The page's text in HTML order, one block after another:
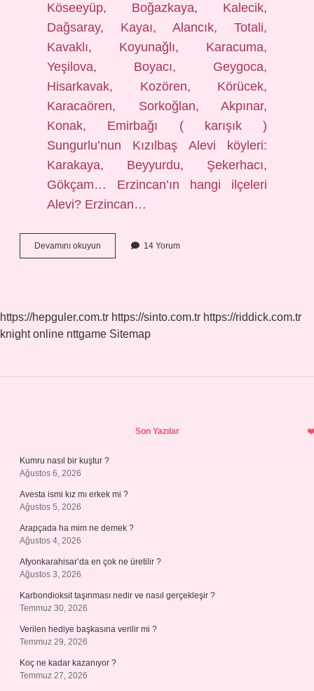
Köseeyüp, Boğazkaya, Kalecik,
Dağsaray, Kayaı, Alancık, Totali,
Kavaklı, Koyunağlı, Karacuma,
Yeşilova, Boyacı, Geygoca,
Hisarkavak, Kozören, Körücek,
Karacaören, Sorkoğlan, Akpınar,
Konak, Emirbağı ( karışık )
Sungurlu’nun Kızılbaş Alevi köyleri:
Karakaya, Beyyurdu, Şekerhacı,
Gökçam… Erzincan’ın hangi ilçeleri
Alevi? Erzincan…
Devamını okuyun
Köyü
14 Yorum
https://hepguler.com.tr https://sinto.com.tr https://riddick.com.tr
knight online nttgame Sitemap
Son Yazılar
Kumru nasıl bir kuştur ?
Ağustos 6, 2026
Avesta ismi kız mı erkek mi ?
Ağustos 5, 2026
Arapçada ha mim ne demek ?
Ağustos 4, 2026
Afyonkarahisar’da en çok ne üretilir ?
Ağustos 3, 2026
Karbondioksit taşınması nedir ve nasıl gerçekleşir ?
Temmuz 30, 2026
Verilen hediye başkasına verilir mi ?
Temmuz 29, 2026
Koç ne kadar kazanıyor ?
Temmuz 27, 2026